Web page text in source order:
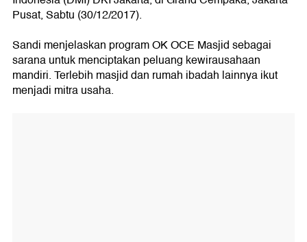
Pusat, Sabtu (30/12/2017).
Sandi menjelaskan program OK OCE Masjid sebagai
sarana untuk menciptakan peluang kewirausahaan
mandiri. Terlebih masjid dan rumah ibadah lainnya ikut
menjadi mitra usaha.